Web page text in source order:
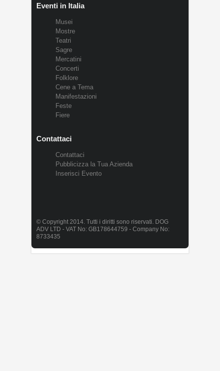
Eventi in Italia
Musei
Mostre
Teatri
Sagre
Mercatini
Concerti
Folklore
Cene a Tema
Manifestazioni
Feste
Fiere
Contattaci
Contattaci
Pubblicizza la Tua Azienda
Inserisci Evento
© Copyright 2014. Tutti i diritti sono riservati. DOG
ADV LTD - VAT No: GB178644759 - Company No:
8733435